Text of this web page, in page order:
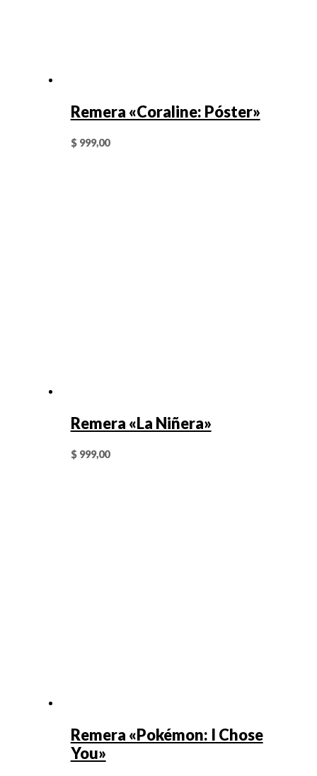
Remera «Coraline: Póster»
$999,00
Remera «La Niñera»
$999,00
Remera «Pokémon: I Chose
You»